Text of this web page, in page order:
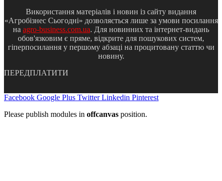
Використання матеріалів і новин із сайту видання
«Агробізнес Сьогодні» дозволяється лише за умови посилання
на agro-business.com.ua. Для новинних та інтернет-видань
обов'язковим є пряме, відкрите для пошукових систем,
гіперпосилання у першому абзаці на процитовану статтю чи
новину.
ПЕРЕДПЛАТИТИ
Facebook Google Plus Twitter Linkedin Pinterest
Please publish modules in offcanvas position.